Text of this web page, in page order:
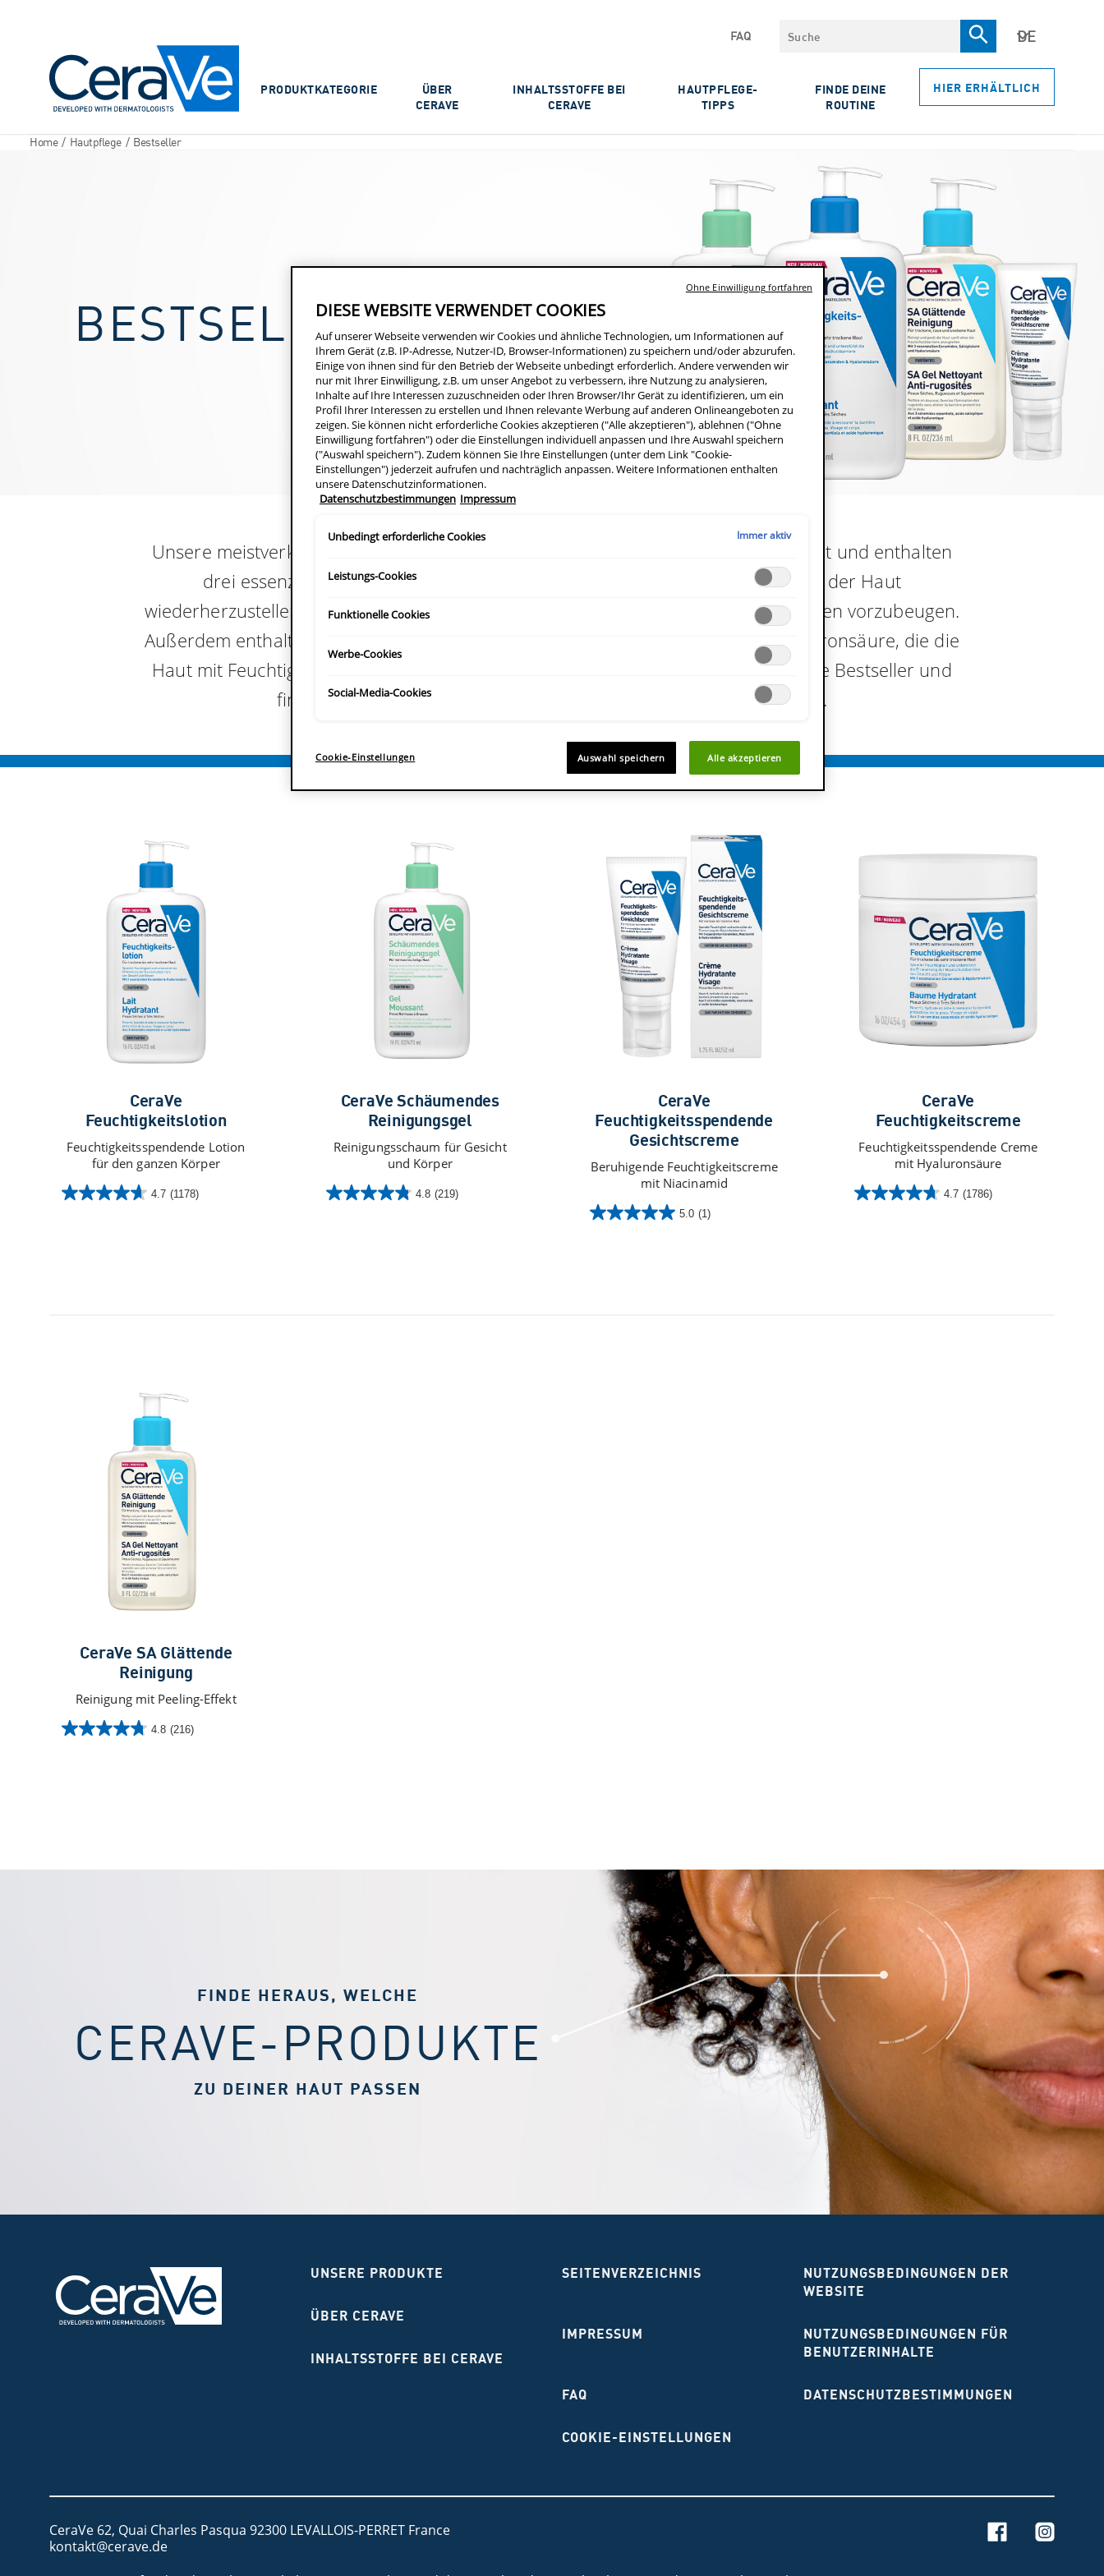
FAQ Suche
PRODUKTKATEGORIE
ÜBER
CERAVE
INHALTSSTOFFE BEI
CERAVE
HAUTPFLEGE-
TIPPS
FINDE DEINE
ROUTINE
HIER ERHÄLTLICH
Home / Hautpflege / Bestseller
BESTSELLER
Unsere meistverkauften Produkte wurden zusammen mit Dermatologen entwickelt und enthalten
drei essenzielle Ceramide, die dazu beitragen, die natürliche Schutzbarriere der Haut
wiederherzustellen, den Feuchtigkeitsgehalt der Haut zu bewahren und Unreinheiten vorzubeugen.
Außerdem enthalten die CeraVe-Produkte Inhaltsstoffe wie Niacinamid oder Hyaluronsäure, die die
Haut mit Feuchtigkeit versorgen und sie gesund aussehen lassen. Entdecke unsere Bestseller und
finde die richtige Pflege für deine Haut und deine Hautbedürfnisse.
CeraVe
Feuchtigkeitslotion
Feuchtigkeitsspendende Lotion
für den ganzen Körper
4.7 (1178)
4.7
CeraVe Schäumendes
Reinigungsgel
Reinigungsschaum für Gesicht
und Körper
4.8 (219)
4.8
CeraVe
Feuchtigkeitsspendende
Gesichtscreme
Beruhigende Feuchtigkeitscreme
mit Niacinamid​
5.0 (1)
5.0
CeraVe
Feuchtigkeitscreme
Feuchtigkeitsspendende Creme
mit Hyaluronsäure
4.7 (1786)
4.7
CeraVe SA Glättende
Reinigung
Reinigung mit Peeling-Effekt
4.8 (216)
4.8
FINDE HERAUS, WELCHE
CERAVE-PRODUKTE
ZU DEINER HAUT PASSEN
UNSERE PRODUKTE
ÜBER CERAVE
INHALTSSTOFFE BEI CERAVE
SEITENVERZEICHNIS
NUTZUNGSBEDINGUNGEN DER
WEBSITE
IMPRESSUM
NUTZUNGSBEDINGUNGEN FÜR
BENUTZERINHALTE
FAQ DATENSCHUTZBESTIMMUNGEN
COOKIE-EINSTELLUNGEN
CeraVe 62, Quai Charles Pasqua 92300 LEVALLOIS-PERRET France
kontakt@cerave.de
DIESE WEBSITE VERWENDET COOKIES
Auf unserer Webseite verwenden wir Cookies und ähnliche Technologien, um Informationen auf
Ihrem Gerät (z.B. IP-Adresse, Nutzer-ID, Browser-Informationen) zu speichern und/oder abzurufen.
Einige von ihnen sind für den Betrieb der Webseite unbedingt erforderlich. Andere verwenden wir
nur mit Ihrer Einwilligung, z.B. um unser Angebot zu verbessern, ihre Nutzung zu analysieren,
Inhalte auf Ihre Interessen zuzuschneiden oder Ihren Browser/Ihr Gerät zu identifizieren, um ein
Profil Ihrer Interessen zu erstellen und Ihnen relevante Werbung auf anderen Onlineangeboten zu
zeigen. Sie können nicht erforderliche Cookies akzeptieren ("Alle akzeptieren"), ablehnen ("Ohne
Einwilligung fortfahren") oder die Einstellungen individuell anpassen und Ihre Auswahl speichern
("Auswahl speichern"). Zudem können Sie Ihre Einstellungen (unter dem Link "Cookie-
Einstellungen") jederzeit aufrufen und nachträglich anpassen. Weitere Informationen enthalten
unsere Datenschutzinformationen.
Datenschutzbestimmungen Impressum
Unbedingt erforderliche Cookies Immer aktiv
Leistungs-Cookies
Funktionelle Cookies
Werbe-Cookies
Social-Media-Cookies
Cookie-Einstellungen Auswahl speichern Alle akzeptieren
Ohne Einwilligung fortfahren